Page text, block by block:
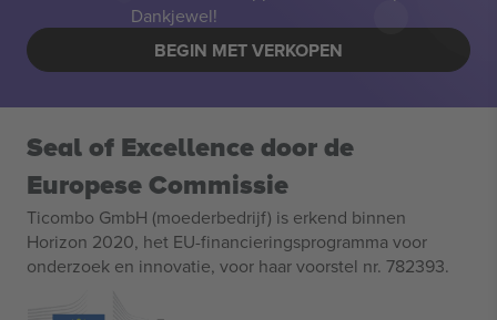
Dankjewel!
BEGIN MET VERKOPEN
Seal of Excellence door de
Europese Commissie
Ticombo GmbH (moederbedrijf) is erkend binnen
Horizon 2020, het EU-financieringsprogramma voor
onderzoek en innovatie, voor haar voorstel nr. 782393.